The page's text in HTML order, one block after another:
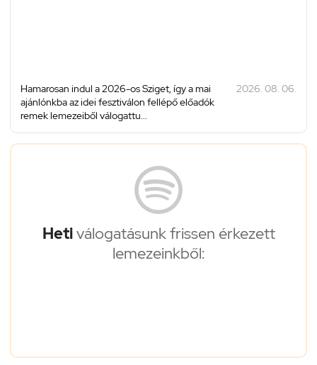
Hamarosan indul a 2026-os Sziget, így a mai
ajánlónkba az idei fesztiválon fellépő előadók
remek lemezeiből válogattu...
2026. 08. 06.
Hetiválogatásunk frissen érkezett
lemezeinkből: